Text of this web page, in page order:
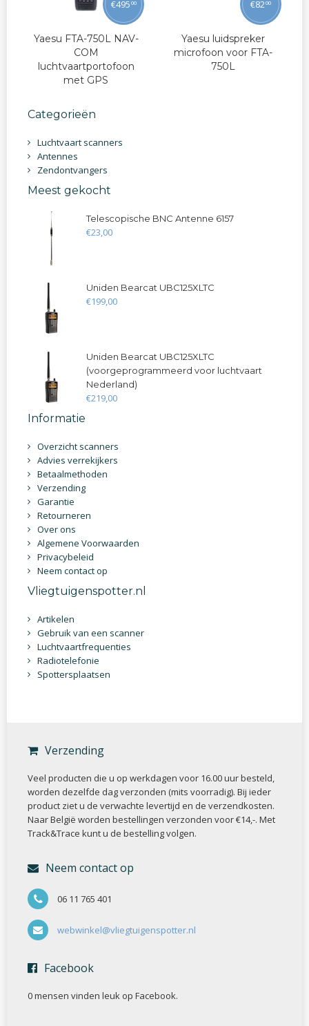
Yaesu FTA-750L NAV-
COM
luchtvaartportofoon
met GPS
€495 00
Yaesu luidspreker
microfoon voor FTA-
750L
€8200
Categorieën
Luchtvaart scanners
Antennes
Zendontvangers
Meest gekocht
Telescopische BNC Antenne 6157
€23,00
Uniden Bearcat UBC125XLTC
€199,00
Uniden Bearcat UBC125XLTC
(voorgeprogrammeerd voor luchtvaart
Nederland)
€219,00
Informatie
Overzicht scanners
Advies verrekijkers
Betaalmethoden
Verzending
Garantie
Retourneren
Over ons
Algemene Voorwaarden
Privacybeleid
Neem contact op
Vliegtuigenspotter.nl
Artikelen
Gebruik van een scanner
Luchtvaartfrequenties
Radiotelefonie
Spottersplaatsen
Verzending
Veel producten die u op werkdagen voor 16.00 uur besteld,
worden dezelfde dag verzonden (mits voorradig). Bij ieder
product ziet u de verwachte levertijd en de verzendkosten.
Naar België worden bestellingen verzonden voor €14,-. Met
Track&Trace kunt u de bestelling volgen.
Neem contact op
06 11 765 401
webwinkel@vliegtuigenspotter.nl
Facebook
0 mensen vinden leuk op Facebook.